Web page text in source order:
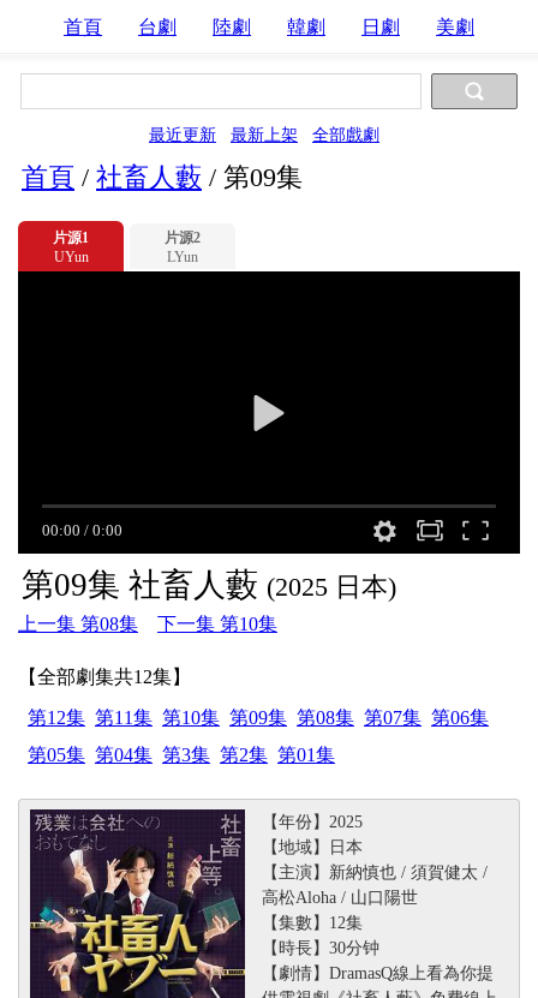
首頁 台劇 陸劇 韓劇 日劇 美劇
最近更新 最新上架 全部戲劇
首頁 / 社畜人藪 / 第09集
片源1
UYun
片源2
LYun
00:00 / 0:00
第09集 社畜人藪 (2025 日本)
上一集 第08集 下一集 第10集
【全部劇集共12集】
第12集 第11集 第10集 第09集 第08集 第07集 第06集
第05集 第04集 第3集 第2集 第01集
【年份】2025
【地域】日本
【主演】新納慎也 / 須賀健太 /
高松Aloha / 山口陽世
【集數】12集
【時長】30分钟
【劇情】DramasQ線上看為你提